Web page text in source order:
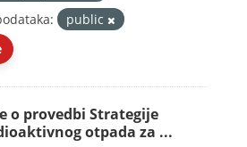
public
o provedbi Strategije
otpada za ...